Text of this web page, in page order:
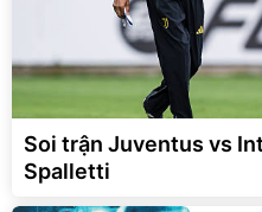
Soi trận Juventus vs
Spalletti